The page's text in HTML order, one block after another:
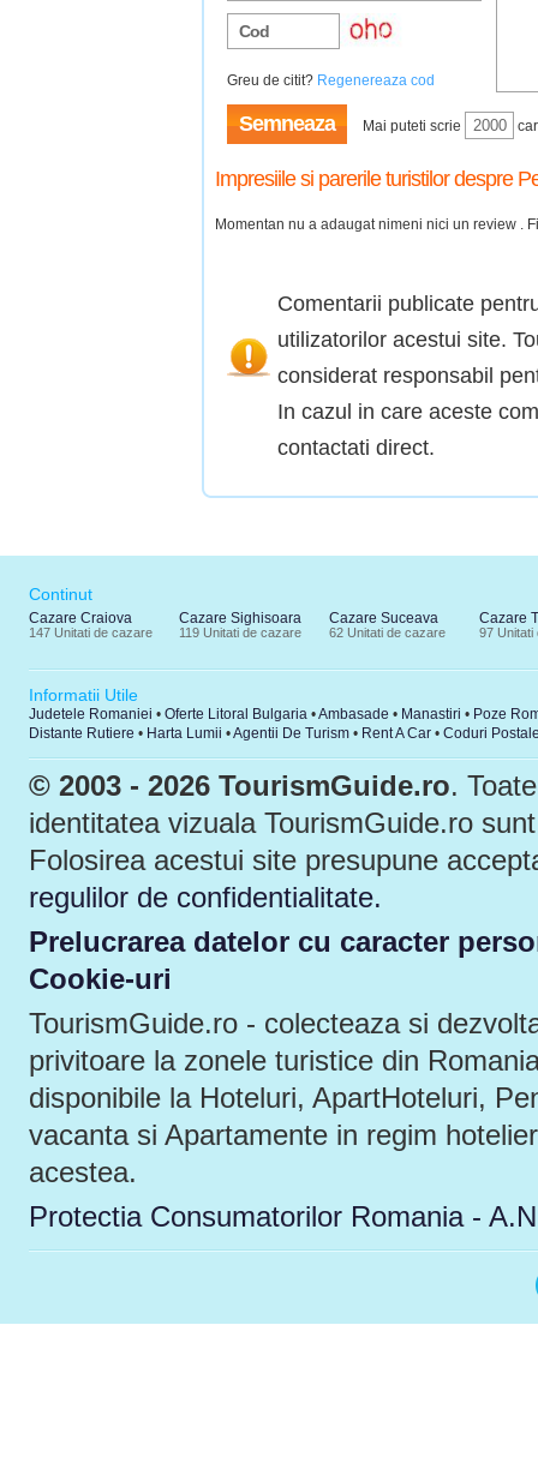
Greu de citit? Regenereaza cod
Semneaza Mai puteti scrie
Impresiile si parerile turistilor despre
Momentan nu a adaugat nimeni nici un review .
Comentarii publicate
utilizatorilor acestui site.
considerat responsabil
In cazul in care aceste
contactati direct.
Continut
Cazare Craiova
147 Unitati de cazare
Cazare Sighisoara
119 Unitati de cazare
Cazare Suceava
62 Unitati de cazare
Cazare
97 Unitati
Informatii Utile
Judetele Romaniei • Oferte Litoral Bulgaria •Ambasade • Manastiri • Poze
Distante Rutiere • Harta Lumii •Agentii De Turism • Rent A Car • Coduri
© 2003 - 2026 TourismGuide.ro.
identitatea vizuala TourismGuide.ro
Folosirea acestui site presupune
regulilor de confidentialitate.
Prelucrarea datelor cu caracter
Cookie-uri
TourismGuide.ro - colecteaza si
privitoare la zonele turistice din
disponibile la Hoteluri, ApartHoteluri,
vacanta si Apartamente in regim
acestea.
Protectia Consumatorilor Romania -